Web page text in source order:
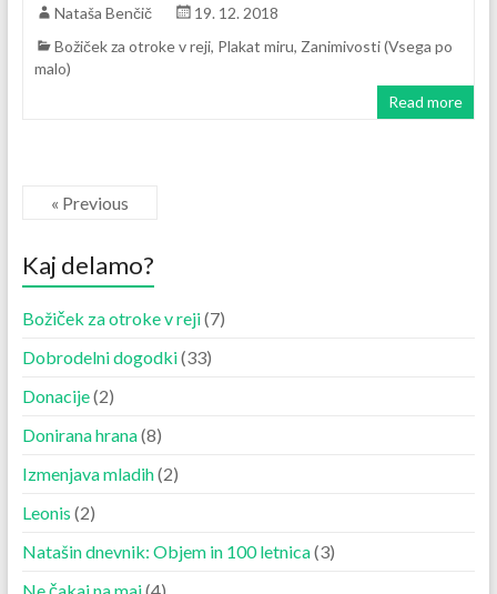
Nataša Benčič
19. 12. 2018
Božiček za otroke v reji, Plakat miru, Zanimivosti (Vsega po
malo)
Read more
« Previous
Kaj delamo?
Božiček za otroke v reji(7)
Dobrodelni dogodki(33)
Donacije(2)
Donirana hrana(8)
Izmenjava mladih(2)
Leonis (2)
Natašin dnevnik: Objem in 100 letnica(3)